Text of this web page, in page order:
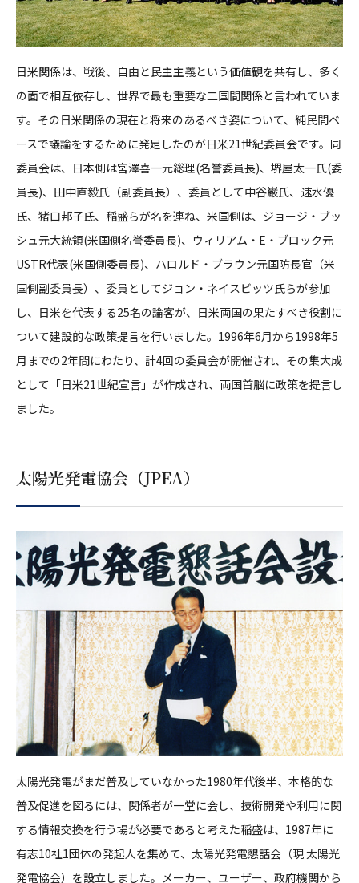
日米関係は、戦後、自由と民主主義という価値観を共有し、多く
の面で相互依存し、世界で最も重要な二国間関係と言われていま
す。その日米関係の現在と将来のあるべき姿について、純民間ベ
ースで議論をするために発足したのが日米21世紀委員会です。同
委員会は、日本側は宮澤喜一元総理(名誉委員長)、堺屋太一氏(委
員長)、田中直毅氏（副委員長）、委員として中谷巌氏、速水優
氏、猪口邦子氏、稲盛らが名を連ね、米国側は、ジョージ・ブッ
シュ元大統領(米国側名誉委員長)、ウィリアム・E・ブロック元
USTR代表(米国側委員長)、ハロルド・ブラウン元国防長官（米
国側副委員長）、委員としてジョン・ネイスビッツ氏らが参加
し、日米を代表する25名の論客が、日米両国の果たすべき役割に
ついて建設的な政策提言を行いました。1996年6月から1998年5
月までの2年間にわたり、計4回の委員会が開催され、その集大成
として「日米21世紀宣言」が作成され、両国首脳に政策を提言し
ました。
太陽光発電協会（JPEA）
太陽光発電がまだ普及していなかった1980年代後半、本格的な
普及促進を図るには、関係者が一堂に会し、技術開発や利用に関
する情報交換を行う場が必要であると考えた稲盛は、1987年に
有志10社1団体の発起人を集めて、太陽光発電懇話会（現 太陽光
発電協会）を設立しました。メーカー、ユーザー、政府機関から